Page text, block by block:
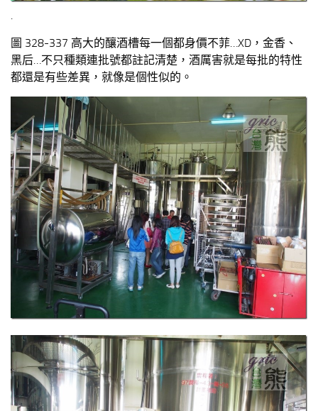
圖 328-337 高大的釀酒槽每一個都身價不菲…XD，金香、
黑后…不只種類連批號都註記清楚，酒厲害就是每批的特性
都還是有些差異，就像是個性似的。